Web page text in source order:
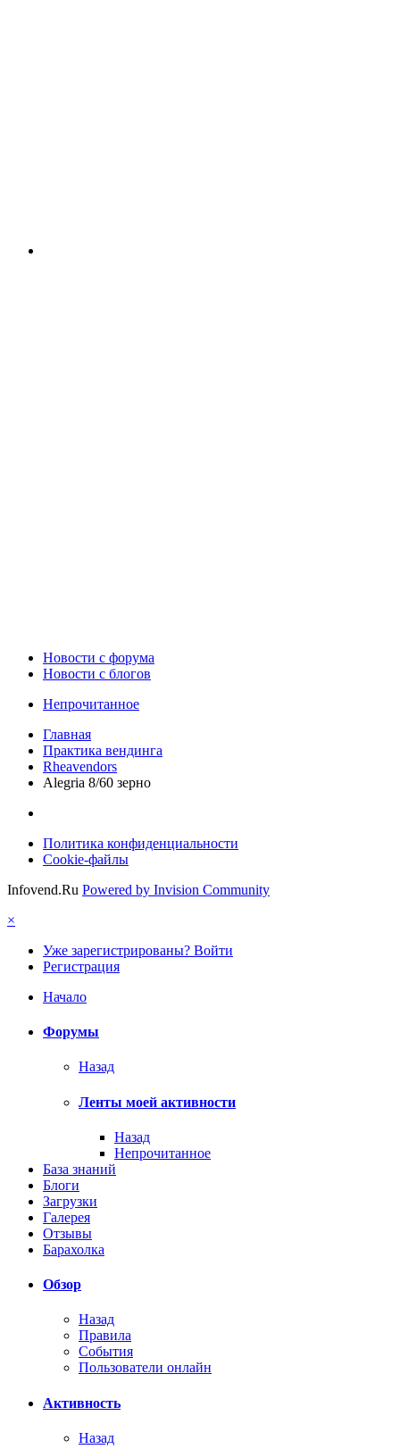
Новости c форума
Новости с блогов
Непрочитанное
Главная
Практика вендинга
Rheavendors
Alegria 8/60 зерно
Политика конфиденциальности
Cookie-файлы
Infovend.Ru Powered by Invision Community
×
Уже зарегистрированы? Войти
Регистрация
Начало
Форумы
Назад
Ленты моей активности
Назад
Непрочитанное
База знаний
Блоги
Загрузки
Галерея
Отзывы
Барахолка
Обзор
Назад
Правила
События
Пользователи онлайн
Активность
Назад